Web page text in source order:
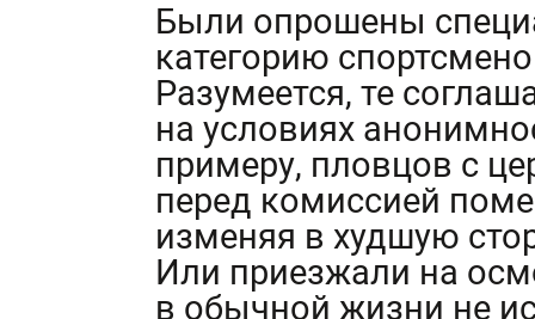
Были опрошены
категорию
Разумеется, те
на условиях
примеру, пловцов с
перед комиссией
изменяя в худшую
Или приезжали на
в обычной жизни не